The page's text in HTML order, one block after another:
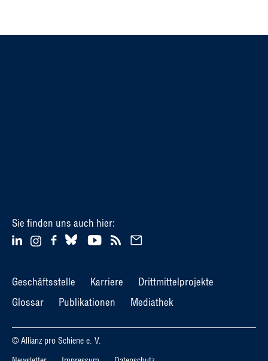
Sie finden uns auch hier:
Geschäftsstelle Karriere
Drittmittelprojekte
Glossar
Publikationen Mediathek
© Allianz pro Schiene e. V.